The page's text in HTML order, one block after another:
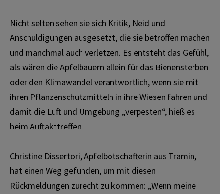
Nicht selten sehen sie sich Kritik, Neid und
Anschuldigungen ausgesetzt, die sie betroffen machen
und manchmal auch verletzen. Es entsteht das Gefühl,
als wären die Apfelbauern allein für das Bienensterben
oder den Klimawandel verantwortlich, wenn sie mit
ihren Pflanzenschutzmitteln in ihre Wiesen fahren und
damit die Luft und Umgebung „verpesten“, hieß es
beim Auftakttreffen.
Christine Dissertori, Apfelbotschafterin aus Tramin,
hat einen Weg gefunden, um mit diesen
Rückmeldungen zurecht zu kommen: „Wenn meine